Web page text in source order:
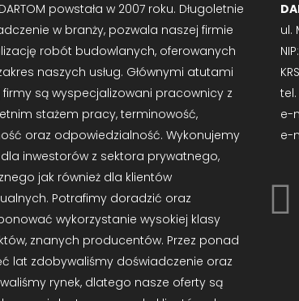
powstała w 2007 roku. Długoletnie
w branży, pozwala naszej firmie
robót budowlanych, oferowanych
naszych usług. Głównymi atutami
firmy są wyspecjalizowani pracownicy z
stażem pracy, terminowość,
oraz odpowiedzialność. Wykonujemy
inwestorów z sektora prywatnego,
jak również dla klientów
Potrafimy doradzić oraz
wykorzystanie wysokiej klasy
znanych producentów. Przez ponad
lat zdobywaliśmy doświadczenie oraz
rynek, dlatego nasze oferty są
ul.
e-
e-